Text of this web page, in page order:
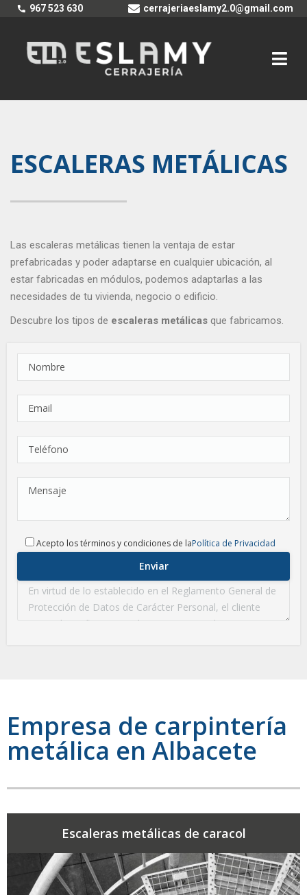
967 523 630 cerrajeriaeslamy2.0@gmail.com
ESCALERAS METÁLICAS
Las escaleras metálicas tienen la ventaja de estar
prefabricadas y poder adaptarse en cualquier ubicación, al
estar fabricadas en módulos, podemos adaptarlas a las
necesidades de tu vivienda, negocio o edificio.
Descubre los tipos de escaleras metálicas que fabricamos.
Acepto los términos y condiciones de laPolítica de Privacidad
Empresa de carpintería
metálica en Albacete
Escaleras metálicas de caracol